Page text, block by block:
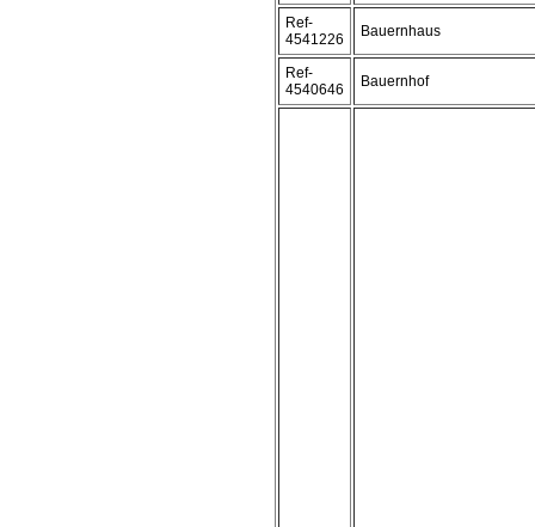
Ref-
4541226
Bauernhaus
Ref-
4540646
Bauernhof